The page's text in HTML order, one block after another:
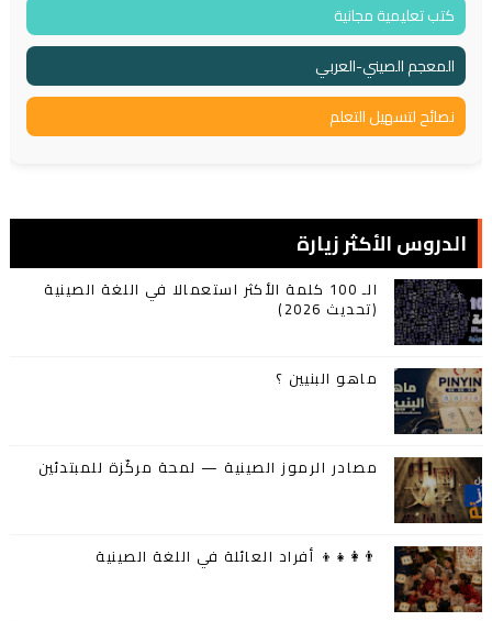
كتب تعليمية مجانية
المعجم الصيني-العربي
نصائح لتسهيل التعلم
الدروس الأكثر زيارة
الـ 100 كلمة الأكثر استعمالا في اللغة الصينية
(تحديث 2026)
ماهو البنيين ؟
مصادر الرموز الصينية — لمحة مركّزة للمبتدئين
👨‍👩‍👧‍👦 أفراد العائلة في اللغة الصينية